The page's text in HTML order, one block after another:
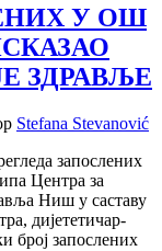
У ОШ
ЗДРАВЉЕ
Stefana Stevanović
запослених
Центра за
Ниш у саставу
дијететичар-
број запослених